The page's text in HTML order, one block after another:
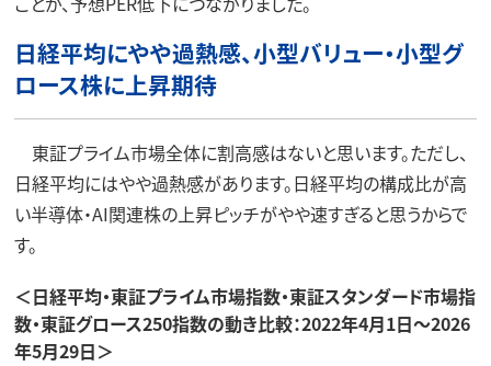
日経平均にやや過熱感、小型バリュー・小型グ
ロース株に上昇期待
東証プライム市場全体に割高感はないと思います。ただし、
日経平均にはやや過熱感があります。日経平均の構成比が高
い半導体・AI関連株の上昇ピッチがやや速すぎると思うからで
す。
＜日経平均・東証プライム市場指数・東証スタンダード市場指
数・東証グロース250指数の動き比較：2022年4月1日～2026
年5月29日＞